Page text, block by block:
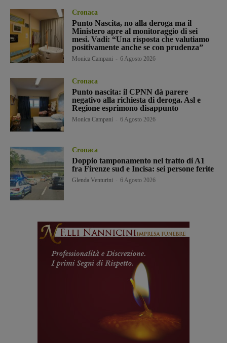
Cronaca
Punto Nascita, no alla deroga ma il
Ministero apre al monitoraggio di sei
mesi. Vadi: “Una risposta che valutiamo
positivamente anche se con prudenza”
Monica Campani 6 Agosto 2026
Cronaca
Punto nascita: il CPNN dà parere
negativo alla richiesta di deroga. Asl e
Regione esprimono disappunto
Monica Campani 6 Agosto 2026
Cronaca
Doppio tamponamento nel tratto di A1
fra Firenze sud e Incisa: sei persone ferite
Glenda Venturini 6 Agosto 2026